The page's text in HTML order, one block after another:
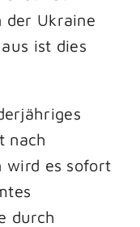
der Ukraine
ist dies
nach
wird es sofort
durch